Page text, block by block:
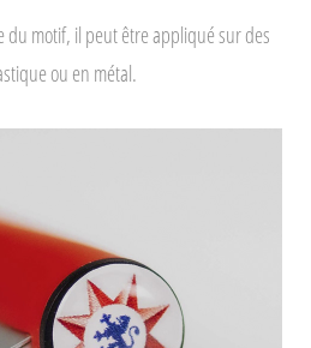
du motif, il peut être appliqué sur des
ou en métal.